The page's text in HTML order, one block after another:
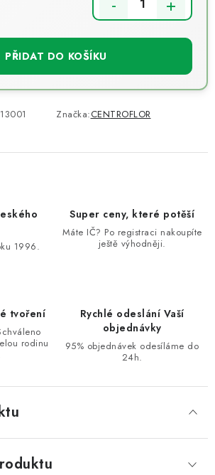
PŘIDAT DO KOŠÍKU
Značka:CENTROFLOR
1996.
Super ceny, které potěší
Máte IČ? Po registraci nakoupíte
ještě výhodněji.
tvoření
rodinu
Rychlé odeslání Vaší
objednávky
95% objednávek odesíláme do
24h.